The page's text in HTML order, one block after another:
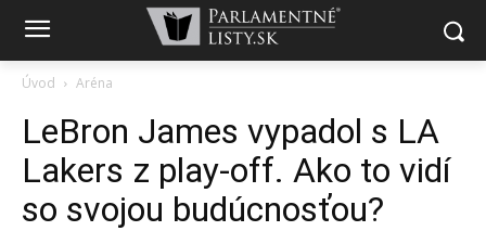
Úvod Aréna
LeBron James vypadol s LA
Lakers z play-off. Ako to vidí
so svojou budúcnosťou?